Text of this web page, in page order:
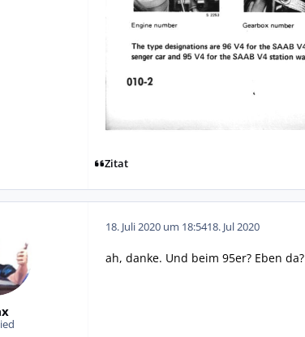
Zitat
18. Juli 2020 um 18:5418. Jul 2020
ah, danke. Und beim 95er? Eben da?